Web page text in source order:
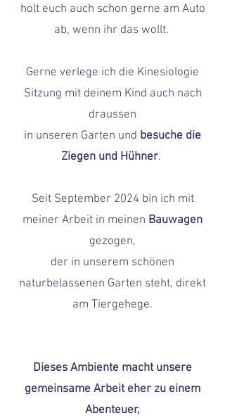
holt euch auch schon gerne am Auto
ab, wenn ihr das wollt.
Gerne verlege ich die Kinesiologie
Sitzung mit deinem Kind auch nach
draussen
in unseren Garten und besuche die
Ziegen und Hühner.
Seit September 2024 bin ich mit
meiner Arbeit in meinen Bauwagen
gezogen,
der in unserem schönen
naturbelassenen Garten steht, direkt
am Tiergehege.
Dieses Ambiente macht unsere
gemeinsame Arbeit eher zu einem
Abenteuer,